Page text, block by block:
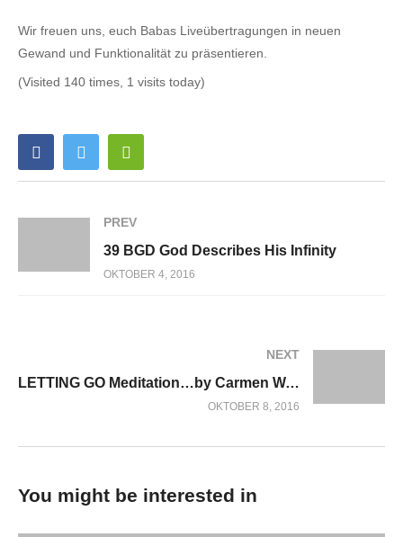
Wir freuen uns, euch Babas Liveübertragungen in neuen
Gewand und Funktionalität zu präsentieren.
(Visited 140 times, 1 visits today)
PREV
39 BGD God Describes His Infinity
OKTOBER 4, 2016
NEXT
LETTING GO Meditation…by Carmen Warrington
OKTOBER 8, 2016
You might be interested in